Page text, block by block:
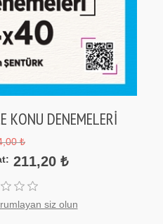
KONU DENEMELERİ
₺
211,20 ₺
siz olun